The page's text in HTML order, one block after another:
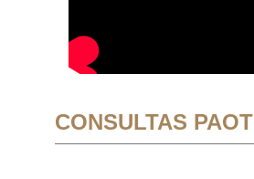
CONSULTAS PAOT